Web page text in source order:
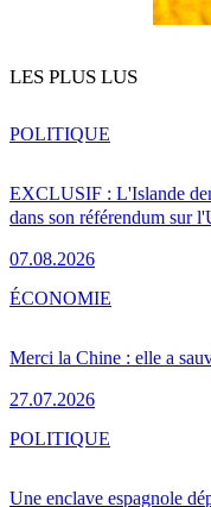
LES PLUS LUS
EXCLUSIF : L'Islande
dans son référendum sur
07.08.2026
POLITIQUE
Merci la Chine : elle a
27.07.2026
ÉCONOMIE
Une enclave espagnole
POLITIQUE